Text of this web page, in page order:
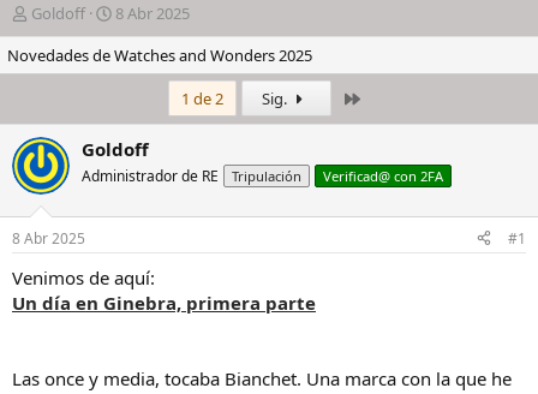
I
n
i
c
a
d
o
r
d
e
l
h
l
Goldoff
F
e
c
h
d
e
i
n
i
o
8 Abr 2025
Novedades de Watches and Wonders 2025
1 de 2
Sig.
Goldoff
Administrador de RE Tripulación Verificad@ con 2FA
8 Abr 2025 #1
Venimos de aquí:
Un día en Ginebra, primera parte
Las once y media, tocaba Bianchet. Una marca con la que he